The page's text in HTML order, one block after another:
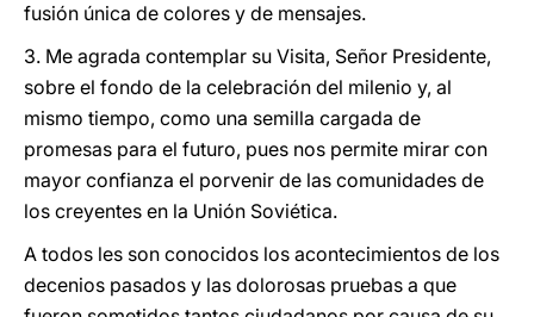
fusión única de colores y de mensajes.
3. Me agrada contemplar su Visita, Señor Presidente,
sobre el fondo de la celebración del milenio y, al
mismo tiempo, como una semilla cargada de
promesas para el futuro, pues nos permite mirar con
mayor confianza el porvenir de las comunidades de
los creyentes en la Unión Soviética.
A todos les son conocidos los acontecimientos de los
decenios pasados y las dolorosas pruebas a que